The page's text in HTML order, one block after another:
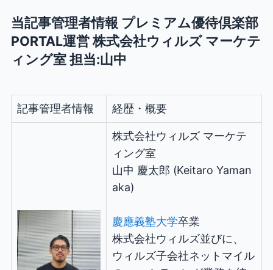
当記事管理者情報 プレミアム優待倶楽部
PORTAL運営 株式会社ウィルズ マーケテ
ィング室 担当:山中
記事管理者情報 経歴・概要
株式会社ウィルズ マーケテ
ィング室
山中 慶太郎 (Keitaro Yaman
aka)
慶應義塾大学卒業
株式会社ウィルズ並びに、
ウィルズ子会社ネットマイル